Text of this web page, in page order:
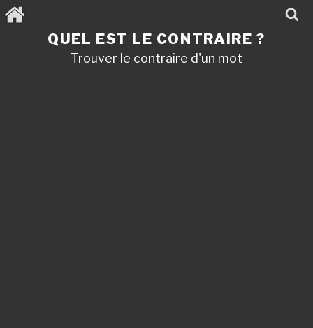
Aller
au
QUEL EST LE CONTRAIRE ?
Trouver le contraire d'un mot